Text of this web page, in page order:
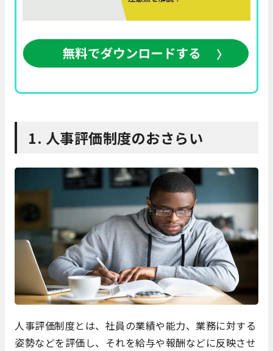
1. 人事評価制度のおさらい
人事評価制度とは、社員の業績や能力、業務に対する
姿勢などを評価し、それを給与や報酬などに反映させ